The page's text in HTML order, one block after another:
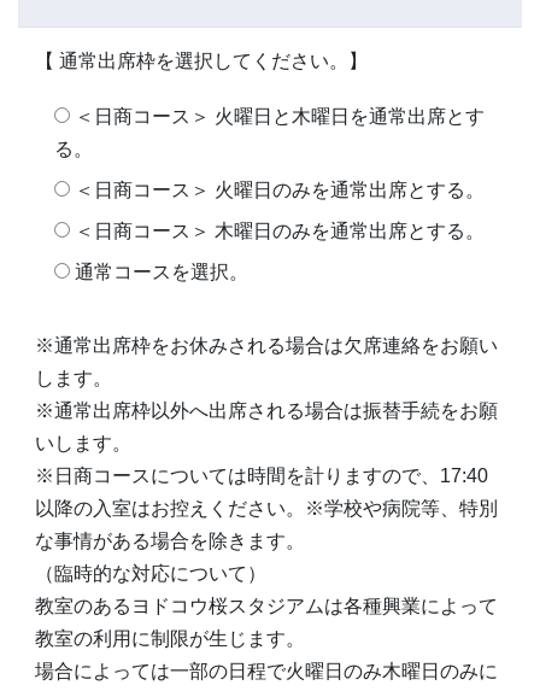
【 通常出席枠を選択してください。】
＜日商コース＞ 火曜日と木曜日を通常出席とす
る。
＜日商コース＞ 火曜日のみを通常出席とする。
＜日商コース＞ 木曜日のみを通常出席とする。
通常コースを選択。
※通常出席枠をお休みされる場合は欠席連絡をお願い
します。
※通常出席枠以外へ出席される場合は振替手続をお願
いします。
※日商コースについては時間を計りますので、17:40
以降の入室はお控えください。※学校や病院等、特別
な事情がある場合を除きます。
（臨時的な対応について）
教室のあるヨドコウ桜スタジアムは各種興業によって
教室の利用に制限が生じます。
場合によっては一部の日程で火曜日のみ木曜日のみに